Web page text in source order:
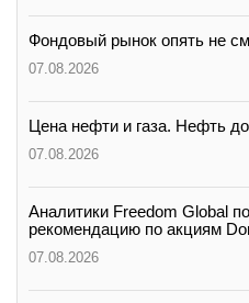
Фондовый рынок опять не
07.08.2026
Цена нефти и газа. Нефть
07.08.2026
Аналитики Freedom Global
рекомендацию по акциям
07.08.2026